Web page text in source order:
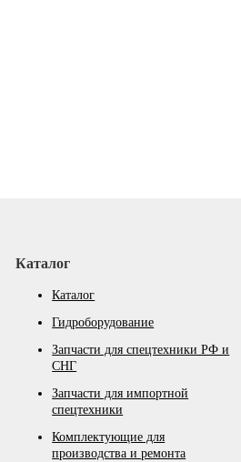
Каталог
Каталог
Гидроборудование
Запчасти для спецтехники РФ и
СНГ
Запчасти для импортной
спецтехники
Комплектующие для
производства и ремонта